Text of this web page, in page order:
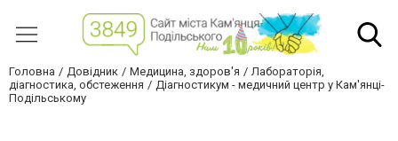
Головна Довідник Медицина, здоров'я
Лабораторія,
діагностика, обстеження
Діагностикум - медичний центр у Кам'янці-
Подільському